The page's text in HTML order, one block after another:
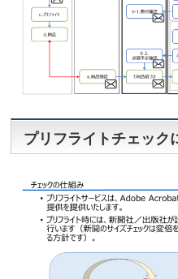
プリフライトチェック